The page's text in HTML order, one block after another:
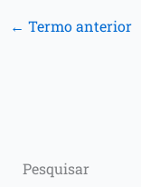
← Termo anterior
Pesquisar